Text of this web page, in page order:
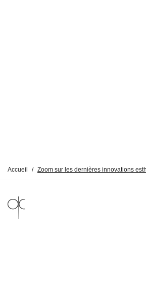
Accueil / Zoom sur les dernières innovations